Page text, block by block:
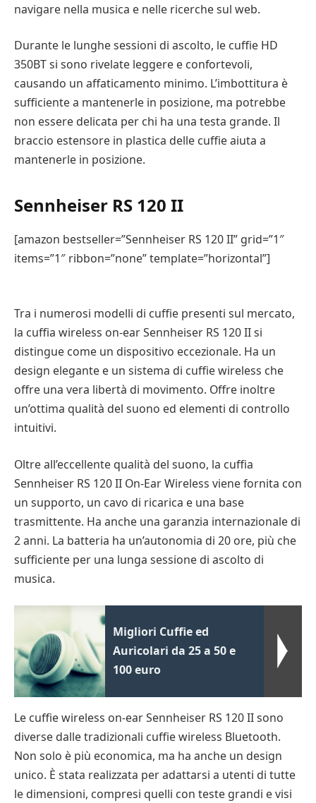
navigare nella musica e nelle ricerche sul web.
Durante le lunghe sessioni di ascolto, le cuffie HD
350BT si sono rivelate leggere e confortevoli,
causando un affaticamento minimo. L’imbottitura è
sufficiente a mantenerle in posizione, ma potrebbe
non essere delicata per chi ha una testa grande. Il
braccio estensore in plastica delle cuffie aiuta a
mantenerle in posizione.
Sennheiser RS 120 II
[amazon bestseller=”Sennheiser RS 120 II” grid=”1″
items=”1″ ribbon=”none” template=”horizontal”]
Tra i numerosi modelli di cuffie presenti sul mercato,
la cuffia wireless on-ear Sennheiser RS 120 II si
distingue come un dispositivo eccezionale. Ha un
design elegante e un sistema di cuffie wireless che
offre una vera libertà di movimento. Offre inoltre
un’ottima qualità del suono ed elementi di controllo
intuitivi.
Oltre all’eccellente qualità del suono, la cuffia
Sennheiser RS 120 II On-Ear Wireless viene fornita con
un supporto, un cavo di ricarica e una base
trasmittente. Ha anche una garanzia internazionale di
2 anni. La batteria ha un’autonomia di 20 ore, più che
sufficiente per una lunga sessione di ascolto di
musica.
Migliori Cuffie ed
Auricolari da 25 a 50 e
100 euro
Le cuffie wireless on-ear Sennheiser RS 120 II sono
diverse dalle tradizionali cuffie wireless Bluetooth.
Non solo è più economica, ma ha anche un design
unico. È stata realizzata per adattarsi a utenti di tutte
le dimensioni, compresi quelli con teste grandi e visi